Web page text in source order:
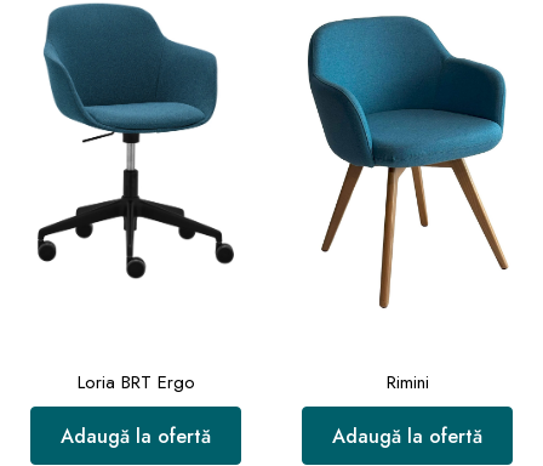
Loria BRT Ergo
Adaugă la ofertă
Rimini
Adaugă la ofertă